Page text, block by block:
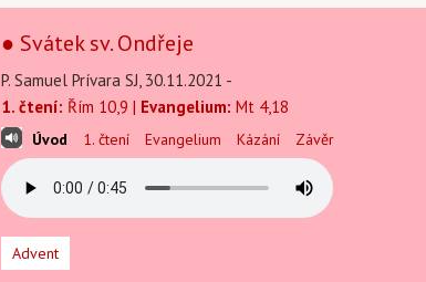
● Svátek sv. Ondřeje
P. Samuel Prívara SJ, 30.11.2021 -
1. čtení: Řím 10,9 | Evangelium: Mt 4,18
Úvod 1. čtení Evangelium Kázání Závěr
Advent